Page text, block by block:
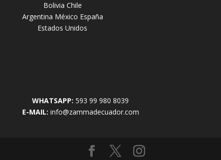
Bolivia Chile
Argentina México España
Estados Unidos
WHATSAPP: 593 99 980 8039
E-MAIL: info@zammadecuador.com